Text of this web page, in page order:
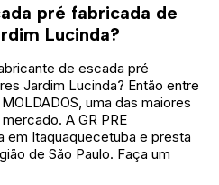
pré fabricada de
Lucinda?
de escada pré
Jardim Lucinda? Então entre
uma das maiores
A GR PRE
em Itaquaquecetuba e presta
de São Paulo. Faça um